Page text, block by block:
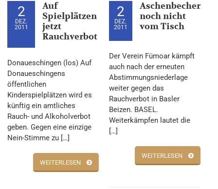
2
DEZ.
2011
Auf
Spielplätzen
jetzt
Rauchverbot
Donaueschingen (los) Auf
Donaueschingens
öffentlichen
Kinderspielplätzen wird es
künftig ein amtliches
Rauch- und Alkoholverbot
geben. Gegen eine einzige
Nein-Stimme zu […]
WEITERLESEN
2
DEZ.
2011
Aschenbecher
noch nicht
vom Tisch
Der Verein Fümoar kämpft
auch nach der erneuten
Abstimmungsniederlage
weiter gegen das
Rauchverbot in Basler
Beizen. BASEL.
Weiterkämpfen lautet die
[…]
WEITERLESEN